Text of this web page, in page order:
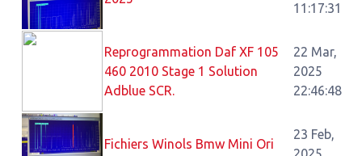
11:17:31
Reprogrammation Daf XF 105
460 2010 Stage 1 Solution
Adblue SCR.
22 Mar,
2025
22:46:48
Fichiers Winols Bmw Mini Ori
23 Feb,